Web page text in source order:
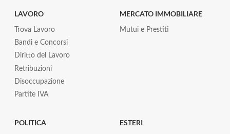
LAVORO
Trova Lavoro
Bandi e Concorsi
Diritto del Lavoro
Retribuzioni
Disoccupazione
Partite IVA
MERCATO IMMOBILIARE
Mutui e Prestiti
POLITICA ESTERI